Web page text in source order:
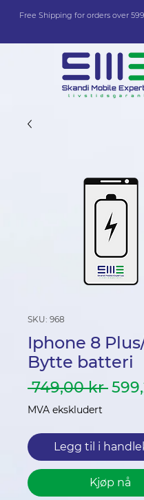
Free Shipping for orders over
SKU: 968
Iphone 8
Bytte batteri
749,00 kr
MVA ekskludert
Legg til i
Kjøp nå